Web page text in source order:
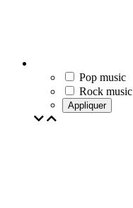
Pop music
Rock music
Appliquer